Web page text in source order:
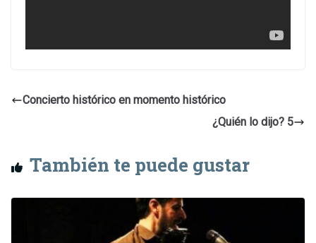
Concierto histórico en momento histórico
¿Quién lo dijo? 5
También te puede gustar